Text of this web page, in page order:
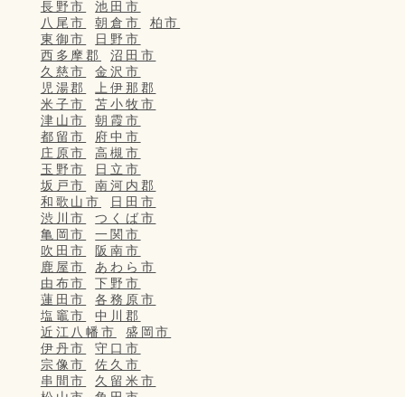
長野市
池田市
八尾市
朝倉市
柏市
東御市
日野市
西多摩郡
沼田市
久慈市
金沢市
児湯郡
上伊那郡
米子市
苫小牧市
津山市
朝霞市
都留市
府中市
庄原市
高槻市
玉野市
日立市
坂戸市
南河内郡
和歌山市
日田市
渋川市
つくば市
亀岡市
一関市
吹田市
阪南市
鹿屋市
あわら市
由布市
下野市
蓮田市
各務原市
塩竈市
中川郡
近江八幡市
盛岡市
伊丹市
守口市
宗像市
佐久市
串間市
久留米市